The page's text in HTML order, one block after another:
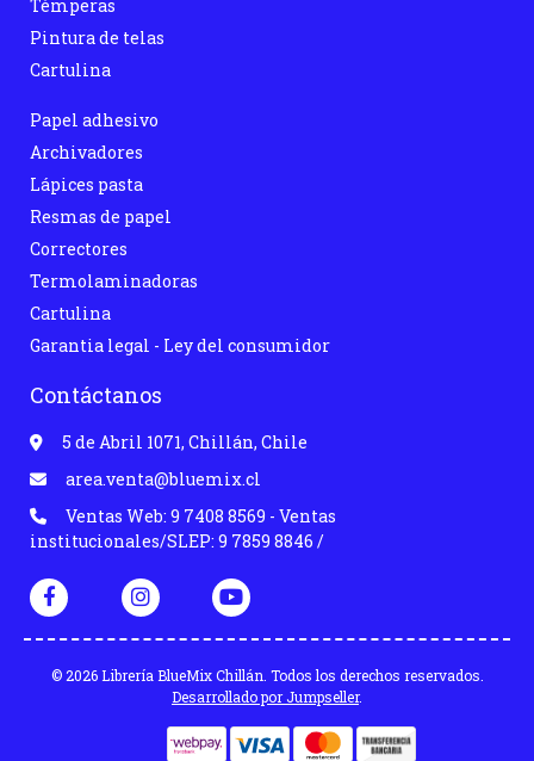
Témperas
Pintura de telas
Cartulina
Papel adhesivo
Archivadores
Lápices pasta
Resmas de papel
Correctores
Termolaminadoras
Cartulina
Garantia legal - Ley del consumidor
Contáctanos
5 de Abril 1071, Chillán, Chile
area.venta@bluemix.cl
Ventas Web: 9 7408 8569 - Ventas
institucionales/SLEP: 9 7859 8846 /
© 2026 Librería BlueMix Chillán. Todos los derechos reservados.
Desarrollado por Jumpseller.